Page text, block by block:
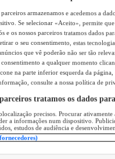
parceiros armazenamos e acedemos a
Se selecionar «Aceito», permite
e os nossos parceiros tratamos dados
o seu consentimento, estas
que vê poderão não ser tão
a qualquer momento
na parte inferior esquerda da página,
consulte a nossa política de
parceiros tratamos os dados
precisos. Procurar
a informações num dispositivo.
estudos de audiência e